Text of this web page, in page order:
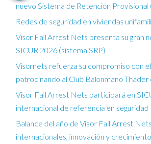
nuevo Sistema de Retención Provisional
Redes de seguridad en viviendas
Visor Fall Arrest Nets presenta su gran
SICUR 2026 (sistema SRP)
Visornets refuerza su compromiso con
patrocinando al Club Balonmano Thader
Visor Fall Arrest Nets participará en
internacional de referencia en seguridad
Balance del año de Visor Fall Arrest
internacionales, innovación y